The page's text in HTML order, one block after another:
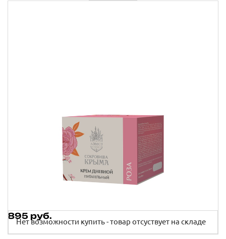
895 руб.
Нет возможности купить - товар отсуствует на складе